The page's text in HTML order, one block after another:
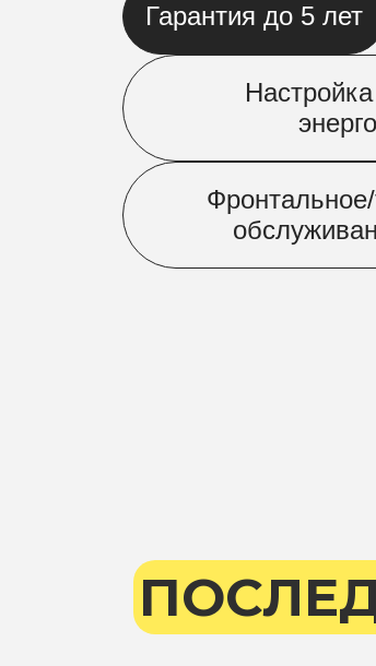
Гарантия до 5 лет